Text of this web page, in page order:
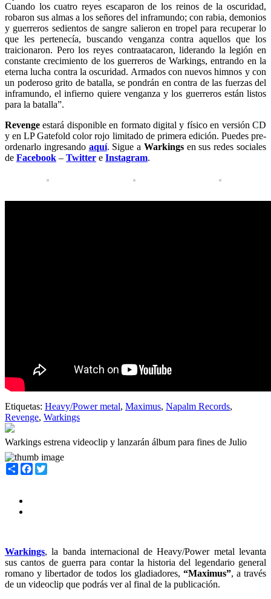
Cuando los cuatro reyes escaparon de los reinos de la oscuridad,
robaron sus almas a los señores del inframundo; con rabia, demonios
y guerreros sedientos de sangre salieron en tropel para recuperar lo
que les pertenecía, buscando venganza contra aquellos que los
traicionaron. Pero los reyes contraatacaron, liderando la legión en
constante crecimiento de los guerreros de Warkings, entrando en la
eterna lucha contra la oscuridad. Armados con nuevos himnos y con
un poderoso grito de batalla, se pondrán en contra de las fuerzas del
inframundo, el infierno quiere venganza y los guerreros están listos
para la batalla”.
Revenge estará disponible en formato digital y físico en versión CD
y en LP Gatefold color rojo limitado de primera edición. Puedes pre-
ordenarlo ingresando aquí. Sigue a Warkingsen sus redes sociales
de Facebook – Twitter e Instagram.
Etiquetas: Heavy/Power metal, Maximus, Napalm Records,
Revenge, Warkings
Warkings estrena videoclip y lanzarán álbum para fines de Julio
ShareFacebook
Warkings, la banda internacional de Heavy/Power metal levanta
sus cantos de guerra para contar la historia del legendario general
romano y libertador de todos los gladiadores, “Maximus”, a través
de un videoclip que podrás ver al final de la publicación.